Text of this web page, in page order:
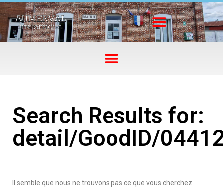
Search Results for:
detail/GoodID/
Il semble que nous ne trouvons pas ce que vous cherchez.